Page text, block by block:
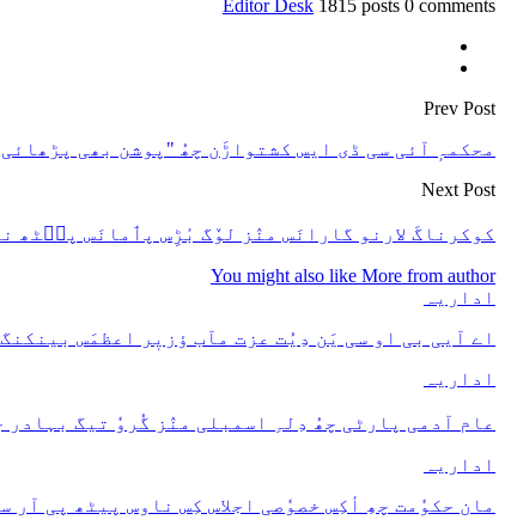
Editor Desk 1815 posts 0 comments
Prev Post
محکمہٕ آئی سی ڈی ایس کشتواڑَن چھُ "پوشن بھی
Next Post
کوکرناگَ لارنو گارانَس منٛز لوٚگ بٔڑِس پٲمانَس پٮ۪ٹھ نار، 10 دُکان
You might also like More from author
اداریہ
اے آیی بی او سی یَن دِیُت عزت مآب ؤزیٖر اعظمَس
اداریہ
عام آدمی پارٹی چھُ دِلہِ اسمبلی منٛز گُروٗ تیگ
اداریہ
مان حکوٗمت چھِ أکِس خصوٗصی اجلاس کِس ناوس پیٹھ پی آر